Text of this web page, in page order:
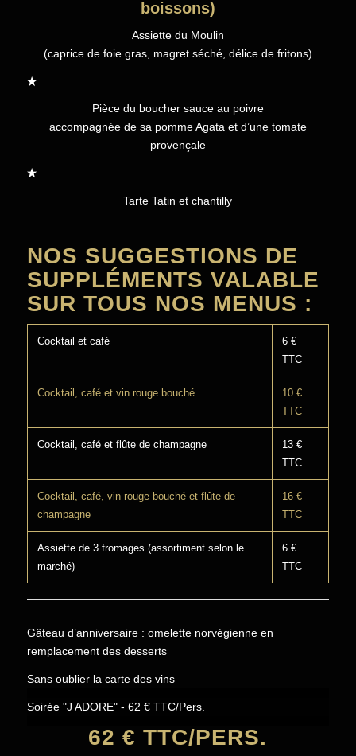
boissons)
Assiette du Moulin
(caprice de foie gras, magret séché, délice de fritons)
Pièce du boucher sauce au poivre
accompagnée de sa pomme Agata et d’une tomate
provençale
Tarte Tatin et chantilly
NOS SUGGESTIONS DE
SUPPLÉMENTS VALABLE
SUR TOUS NOS MENUS :
Cocktail et café
6 €
TTC
Cocktail, café et vin rouge bouché
10 €
TTC
Cocktail, café et flûte de champagne
13 €
TTC
Cocktail, café, vin rouge bouché et flûte de
champagne
16 €
TTC
Assiette de 3 fromages (assortiment selon le
marché)
6 €
TTC
Gâteau d’anniversaire : omelette norvégienne en
remplacement des desserts
Sans oublier la carte des vins
Soirée "J ADORE" - 62 € TTC/Pers.
62 € TTC/PERS.